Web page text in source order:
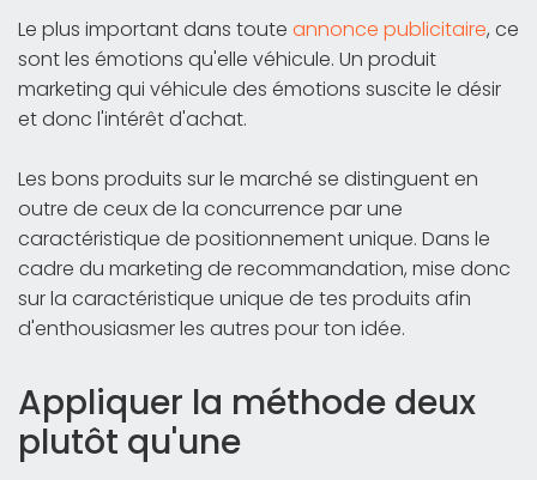
Le plus important dans toute annonce publicitaire, ce
sont les émotions qu'elle véhicule. Un produit
marketing qui véhicule des émotions suscite le désir
et donc l'intérêt d'achat.
Les bons produits sur le marché se distinguent en
outre de ceux de la concurrence par une
caractéristique de positionnement unique. Dans le
cadre du marketing de recommandation, mise donc
sur la caractéristique unique de tes produits afin
d'enthousiasmer les autres pour ton idée.
Appliquer la méthode deux
plutôt qu'une